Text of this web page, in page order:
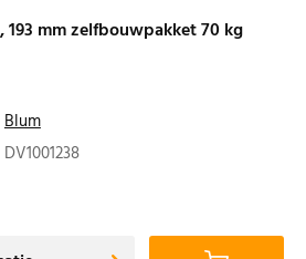
193 mm zelfbouwpakket 70 kg
Blum
DV1001238